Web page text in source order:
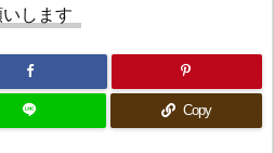
します
Copy